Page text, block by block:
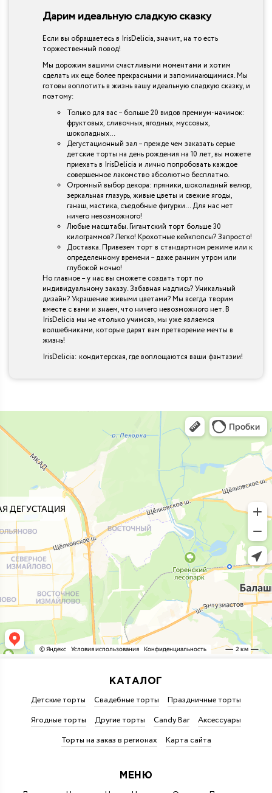
Дарим идеальную сладкую сказку
Если вы обращаетесь в IrisDelicia, значит, на то есть
торжественный повод!
Мы дорожим вашими счастливыми моментами и хотим
сделать их еще более прекрасными и запоминающимися. Мы
готовы воплотить в жизнь вашу идеальную сладкую сказку, и
поэтому:
Только для вас – больше 20 видов премиум-начинок:
фруктовых, сливочных, ягодных, муссовых,
шоколадных…
Дегустационный зал – прежде чем заказать серые
детские торты на день рождения на 10 лет, вы можете
приехать в IrisDelicia и лично попробовать каждое
совершенное лакомство абсолютно бесплатно.
Огромный выбор декора: пряники, шоколадный велюр,
зеркальная глазурь, живые цветы и свежие ягоды,
ганаш, мастика, съедобные фигурки… Для нас нет
ничего невозможного!
Любые масштабы. Гигантский торт больше 30
килограммов? Легко! Крохотные кейкпопсы? Запросто!
Доставка. Привезем торт в стандартном режиме или к
определенному времени – даже ранним утром или
глубокой ночью!
Но главное – у нас вы сможете создать торт по
индивидуальному заказу. Забавная надпись? Уникальный
дизайн? Украшение живыми цветами? Мы всегда творим
вместе с вами и знаем, что ничего невозможного нет. В
IrisDelicia мы не «только учимся», мы уже являемся
волшебниками, которые дарят вам претворение мечты в
жизнь!
IrisDelicia: кондитерская, где воплощаются ваши фантазии!
КАТАЛОГ
Детские торты Свадебные торты
Праздничные торты
Ягодные торты
Другие торты Candy Bar
Аксессуары
Торты на заказ в регионах
Карта сайта
МЕНЮ